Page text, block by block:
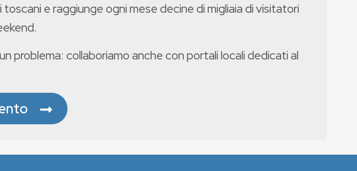
e raggiunge ogni mese decine di migliaia di visitatori
problema: collaboriamo anche con portali locali dedicati al